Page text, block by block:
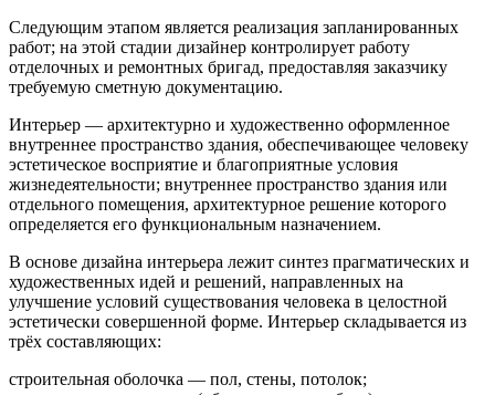
Следующим этапом является реализация запланированных
работ; на этой стадии дизайнер контролирует работу
отделочных и ремонтных бригад, предоставляя заказчику
требуемую сметную документацию.
Интерьер — архитектурно и художественно оформленное
внутреннее пространство здания, обеспечивающее человеку
эстетическое восприятие и благоприятные условия
жизнедеятельности; внутреннее пространство здания или
отдельного помещения, архитектурное решение которого
определяется его функциональным назначением.
В основе дизайна интерьера лежит синтез прагматических и
художественных идей и решений, направленных на
улучшение условий существования человека в целостной
эстетически совершенной форме. Интерьер складывается из
трёх составляющих:
строительная оболочка — пол, стены, потолок;